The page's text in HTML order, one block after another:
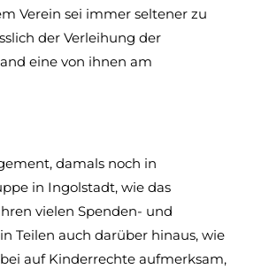
Verein sei immer seltener zu
der Verleihung der
eine von ihnen am
damals noch in
in Ingolstadt, wie das
vielen Spenden- und
Teilen auch darüber hinaus, wie
auf Kinderrechte aufmerksam,